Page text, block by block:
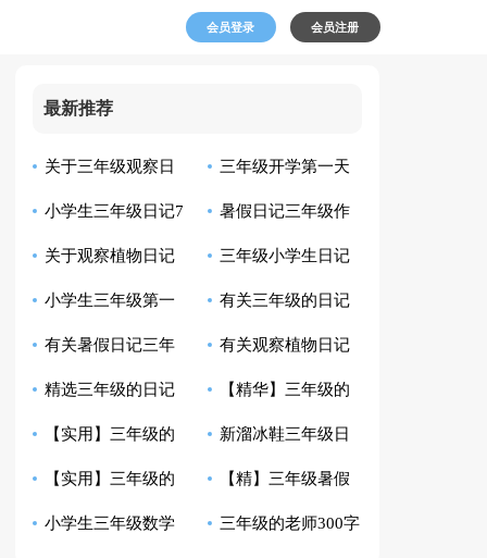
会员登录 会员注册
最新推荐
关于三年级观察日
记作文汇编6篇
三年级开学第一天
日记锦集六篇
小学生三年级日记7
篇
暑假日记三年级作
文300字集合七篇
关于观察植物日记
范文集合8篇
三年级小学生日记
小学生三年级第一
场雪日记300字6篇
有关三年级的日记
作文300字集合五篇
有关暑假日记三年
级作文汇编7篇
有关观察植物日记
模板锦集九篇
精选三年级的日记
作文300字八篇
【精华】三年级的
日记作文300字集合9
篇
【实用】三年级的
日记作文300字集锦
六篇
新溜冰鞋三年级日
记
【实用】三年级的
日记作文300字10篇
【精】三年级暑假
日记14篇
小学生三年级数学 三年级的老师300字